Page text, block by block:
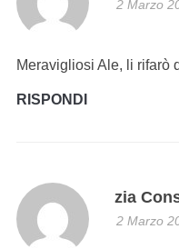
2 Marzo
Meravigliosi Ale, li rifarò
RISPONDI
zia
2 Marzo